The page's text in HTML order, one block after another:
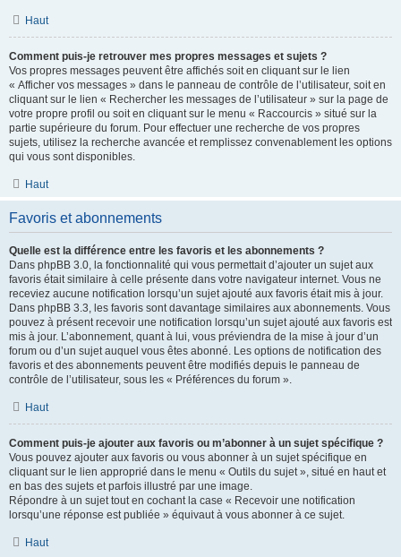
Haut
Comment puis-je retrouver mes propres messages et sujets ?
Vos propres messages peuvent être affichés soit en cliquant sur le lien
« Afficher vos messages » dans le panneau de contrôle de l’utilisateur, soit en
cliquant sur le lien « Rechercher les messages de l’utilisateur » sur la page de
votre propre profil ou soit en cliquant sur le menu « Raccourcis » situé sur la
partie supérieure du forum. Pour effectuer une recherche de vos propres
sujets, utilisez la recherche avancée et remplissez convenablement les options
qui vous sont disponibles.
Haut
Favoris et abonnements
Quelle est la différence entre les favoris et les abonnements ?
Dans phpBB 3.0, la fonctionnalité qui vous permettait d’ajouter un sujet aux
favoris était similaire à celle présente dans votre navigateur internet. Vous ne
receviez aucune notification lorsqu’un sujet ajouté aux favoris était mis à jour.
Dans phpBB 3.3, les favoris sont davantage similaires aux abonnements. Vous
pouvez à présent recevoir une notification lorsqu’un sujet ajouté aux favoris est
mis à jour. L’abonnement, quant à lui, vous préviendra de la mise à jour d’un
forum ou d’un sujet auquel vous êtes abonné. Les options de notification des
favoris et des abonnements peuvent être modifiés depuis le panneau de
contrôle de l’utilisateur, sous les « Préférences du forum ».
Haut
Comment puis-je ajouter aux favoris ou m’abonner à un sujet spécifique ?
Vous pouvez ajouter aux favoris ou vous abonner à un sujet spécifique en
cliquant sur le lien approprié dans le menu « Outils du sujet », situé en haut et
en bas des sujets et parfois illustré par une image.
Répondre à un sujet tout en cochant la case « Recevoir une notification
lorsqu’une réponse est publiée » équivaut à vous abonner à ce sujet.
Haut